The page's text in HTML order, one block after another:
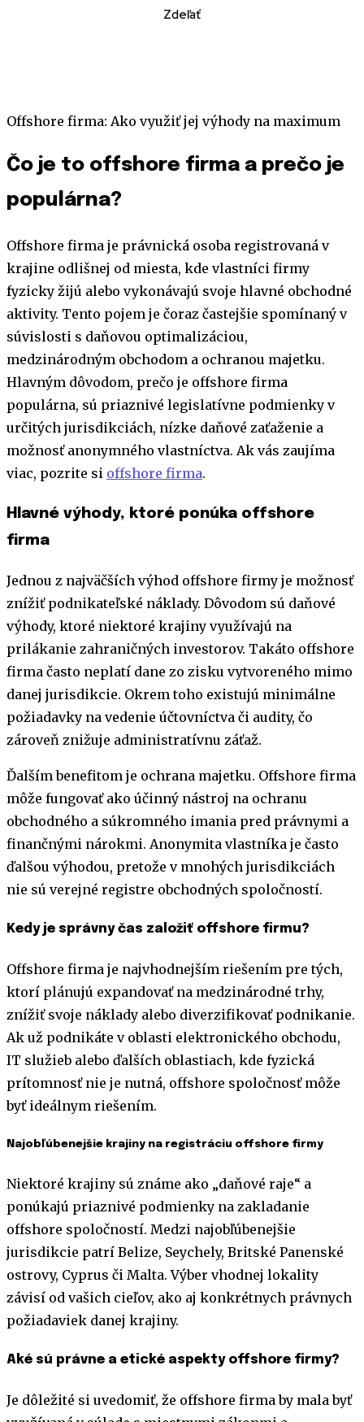
Zdeľať
Offshore firma: Ako využiť jej výhody na maximum
Čo je to offshore firma a prečo je
populárna?
Offshore firma je právnická osoba registrovaná v
krajine odlišnej od miesta, kde vlastníci firmy
fyzicky žijú alebo vykonávajú svoje hlavné obchodné
aktivity. Tento pojem je čoraz častejšie spomínaný v
súvislosti s daňovou optimalizáciou,
medzinárodným obchodom a ochranou majetku.
Hlavným dôvodom, prečo je offshore firma
populárna, sú priaznivé legislatívne podmienky v
určitých jurisdikciách, nízke daňové zaťaženie a
možnosť anonymného vlastníctva. Ak vás zaujíma
viac, pozrite si offshore firma.
Hlavné výhody, ktoré ponúka offshore
firma
Jednou z najväčších výhod offshore firmy je možnosť
znížiť podnikateľské náklady. Dôvodom sú daňové
výhody, ktoré niektoré krajiny využívajú na
prilákanie zahraničných investorov. Takáto offshore
firma často neplatí dane zo zisku vytvoreného mimo
danej jurisdikcie. Okrem toho existujú minimálne
požiadavky na vedenie účtovníctva či audity, čo
zároveň znižuje administratívnu záťaž.
Ďalším benefitom je ochrana majetku. Offshore firma
môže fungovať ako účinný nástroj na ochranu
obchodného a súkromného imania pred právnymi a
finančnými nárokmi. Anonymita vlastníka je často
ďalšou výhodou, pretože v mnohých jurisdikciách
nie sú verejné registre obchodných spoločností.
Kedy je správny čas založiť offshore firmu?
Offshore firma je najvhodnejším riešením pre tých,
ktorí plánujú expandovať na medzinárodné trhy,
znížiť svoje náklady alebo diverzifikovať podnikanie.
Ak už podnikáte v oblasti elektronického obchodu,
IT služieb alebo ďalších oblastiach, kde fyzická
prítomnosť nie je nutná, offshore spoločnosť môže
byť ideálnym riešením.
Najobľúbenejšie krajiny na registráciu offshore firmy
Niektoré krajiny sú známe ako „daňové raje“ a
ponúkajú priaznivé podmienky na zakladanie
offshore spoločností. Medzi najobľúbenejšie
jurisdikcie patrí Belize, Seychely, Britské Panenské
ostrovy, Cyprus či Malta. Výber vhodnej lokality
závisí od vašich cieľov, ako aj konkrétnych právnych
požiadaviek danej krajiny.
Aké sú právne a etické aspekty offshore firmy?
Je dôležité si uvedomiť, že offshore firma by mala byť